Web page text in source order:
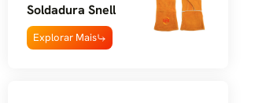
Soldadura Snell
Explorar Mais